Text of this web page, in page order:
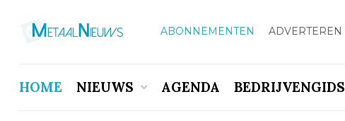
ABONNEMENTEN ADVERTEREN
HOME NIEUWS AGENDA BEDRIJVENGIDS